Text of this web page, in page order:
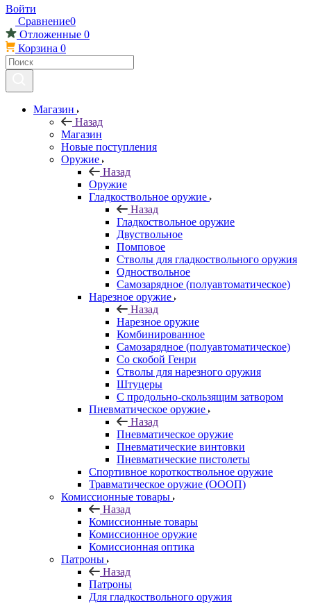
Войти
Сравнение0
Отложенные 0
Корзина 0
Магазин
Назад
Магазин
Новые поступления
Оружие
Назад
Оружие
Гладкоствольное оружие
Назад
Гладкоствольное оружие
Двуствольное
Помповое
Стволы для гладкоствольного оружия
Одноствольное
Самозарядное (полуавтоматическое)
Нарезное оружие
Назад
Нарезное оружие
Комбинированное
Самозарядное (полуавтоматическое)
Со скобой Генри
Стволы для нарезного оружия
Штуцеры
С продольно-скользящим затвором
Пневматическое оружие
Назад
Пневматическое оружие
Пневматические винтовки
Пневматические пистолеты
Спортивное короткоствольное оружие
Травматическое оружие (ОООП)
Комиссионные товары
Назад
Комиссионные товары
Комиссионное оружие
Комиссионная оптика
Патроны
Назад
Патроны
Для гладкоствольного оружия